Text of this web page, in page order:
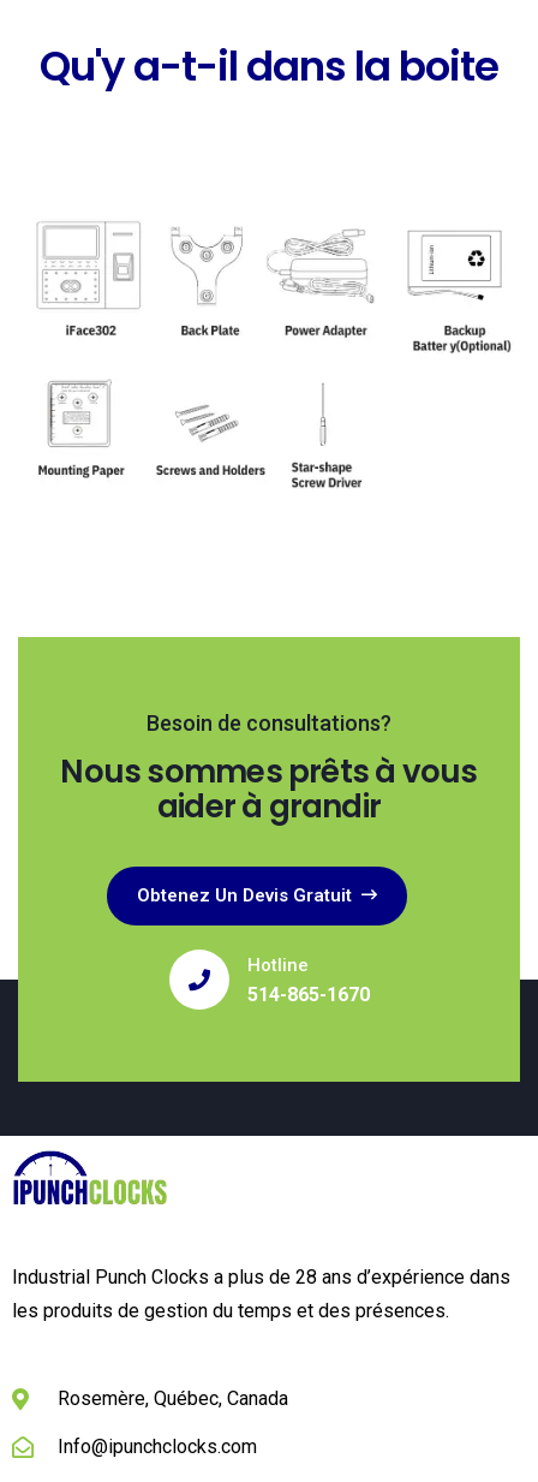
Qu'y a-t-il dans la boite
Besoin de consultations?
Nous sommes prêts à vous
aider à grandir
Obtenez Un Devis Gratuit
Hotline
514-865-1670
Industrial Punch Clocks a plus de 28 ans d’expérience dans
les produits de gestion du temps et des présences.
Rosemère, Québec, Canada
Info@ipunchclocks.com